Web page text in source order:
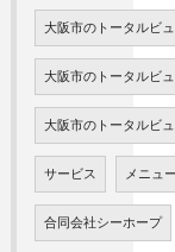
大阪市のトータルビ
大阪市のトータルビ
大阪市のトータルビ
サービス メニュー
合同会社シーホープ